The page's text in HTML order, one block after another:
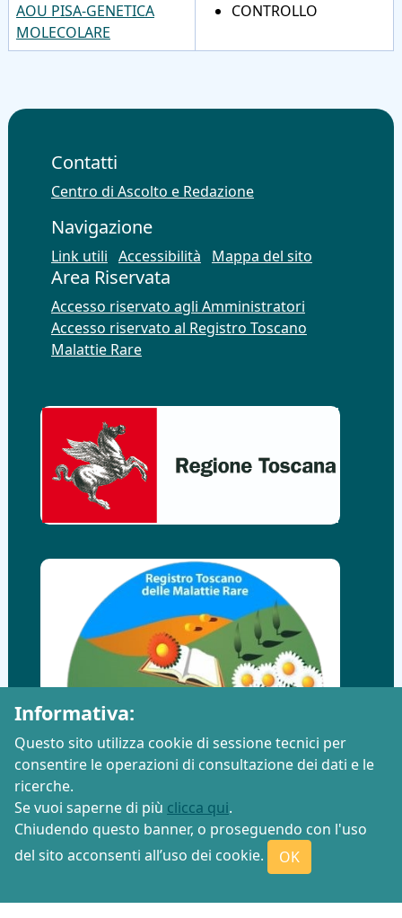
AOU PISA-GENETICA
MOLECOLARE
CONTROLLO
Contatti
Centro di Ascolto e Redazione
Navigazione
Link utili Accessibilità Mappa del sito
Area Riservata
Accesso riservato agli Amministratori
Accesso riservato al Registro Toscano
Malattie Rare
Informativa:
Questo sito utilizza cookie di sessione tecnici per
consentire le operazioni di consultazione dei dati e le
ricerche.
Se vuoi saperne di più clicca qui.
Chiudendo questo banner, o proseguendo con l'uso
del sito acconsenti all’uso dei cookie.
OK